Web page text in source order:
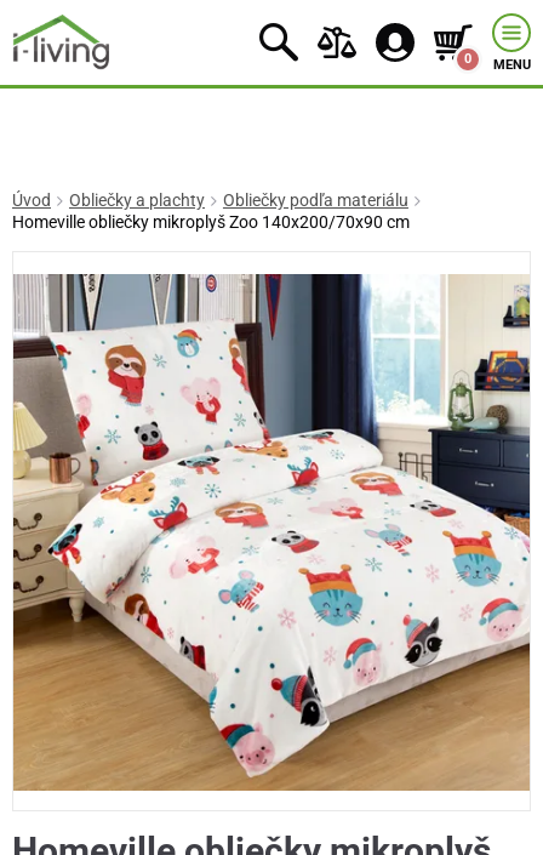
0 MENU
Úvod Obliečky a plachty
Obliečky podľa materiálu
Homeville obliečky mikroplyš Zoo 140x200/70x90 cm